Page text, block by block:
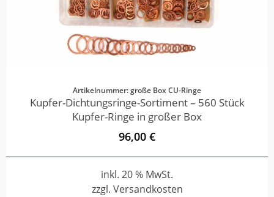
Artikelnummer: große Box CU-Ringe
Kupfer-Dichtungsringe-Sortiment – 560 Stück
Kupfer-Ringe in großer Box
96,00 €
inkl. 20 % MwSt.
zzgl. Versandkosten